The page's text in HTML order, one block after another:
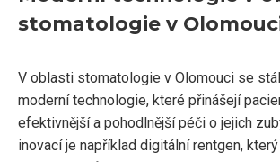
stomatologie v
V oblasti stomatologie v Olomouci se
moderní technologie, které přinášejí
efektivnější a pohodlnější péči o jejich
inovací je například digitální rentgen,